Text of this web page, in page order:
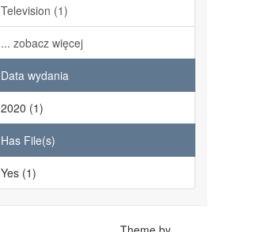
Television (1)
... zobacz więcej
Data wydania
2020 (1)
Has File(s)
Yes (1)